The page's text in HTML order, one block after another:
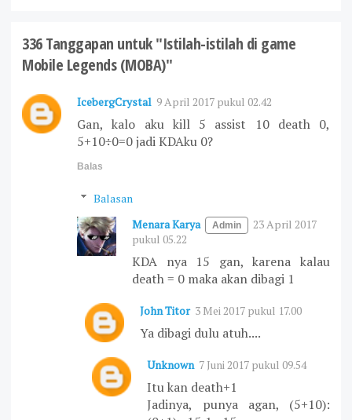
336 Tanggapan untuk "Istilah-istilah di game
Mobile Legends (MOBA)"
IcebergCrystal 9 April 2017 pukul 02.42
Gan, kalo aku kill 5 assist 10 death 0,
5+10÷0=0 jadi KDAku 0?
Balas
Balasan
Menara Karya
23 April 2017
pukul 05.22
KDA nya 15 gan, karena kalau
death = 0 maka akan dibagi 1
John Titor 3 Mei 2017 pukul 17.00
Ya dibagi dulu atuh....
Unknown 7 Juni 2017 pukul 09.54
Itu kan death+1
Jadinya, punya agan, (5+10):